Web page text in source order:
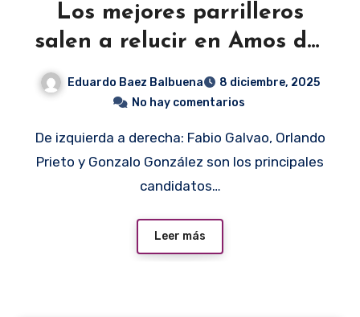
Los mejores parrilleros
salen a relucir en Amos del
Eduardo Baez Balbuena
8 diciembre, 2025
No hay comentarios
De izquierda a derecha: Fabio Galvao, Orlando
Prieto y Gonzalo González son los principales
candidatos…
Leer más